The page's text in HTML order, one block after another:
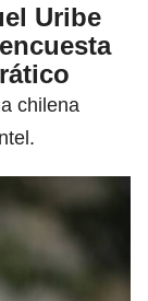
Uribe
chilena